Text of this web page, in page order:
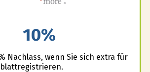
10%
Nachlass, wenn Sie sich extra für